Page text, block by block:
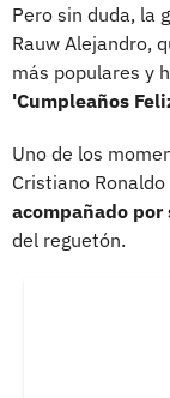
Pero sin duda, la
Rauw Alejandro,
más populares y
'Cumpleaños
Uno de los
Cristiano
acompañado por
del reguetón.